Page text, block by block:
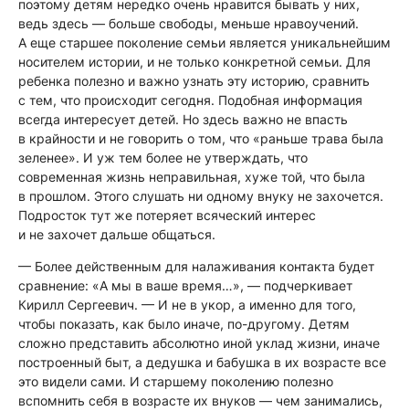
поэтому детям нередко очень нравится бывать у них,
ведь здесь — больше свободы, меньше нравоучений.
А еще старшее поколение семьи является уникальнейшим
носителем истории, и не только конкретной семьи. Для
ребенка полезно и важно узнать эту историю, сравнить
с тем, что происходит сегодня. Подобная информация
всегда интересует детей. Но здесь важно не впасть
в крайности и не говорить о том, что «раньше трава была
зеленее». И уж тем более не утверждать, что
современная жизнь неправильная, хуже той, что была
в прошлом. Этого слушать ни одному внуку не захочется.
Подросток тут же потеряет всяческий интерес
и не захочет дальше общаться.
— Более действенным для налаживания контакта будет
сравнение: «А мы в ваше время…», — подчеркивает
Кирилл Сергеевич. — И не в укор, а именно для того,
чтобы показать, как было иначе, по-другому. Детям
сложно представить абсолютно иной уклад жизни, иначе
построенный быт, а дедушка и бабушка в их возрасте все
это видели сами. И старшему поколению полезно
вспомнить себя в возрасте их внуков — чем занимались,